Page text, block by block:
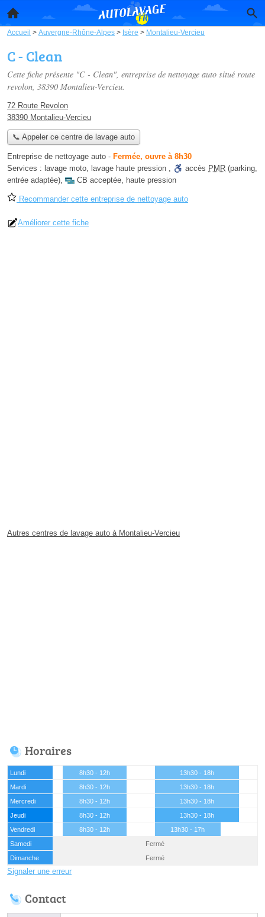
Accueil > Auvergne-Rhône-Alpes > Isère > Montalieu-Vercieu
C - Clean
Cette fiche présente "C - Clean", entreprise de nettoyage auto situé route
revolon, 38390 Montalieu-Vercieu.
72 Route Revolon
38390 Montalieu-Vercieu
📞 Appeler ce centre de lavage auto
Entreprise de nettoyage auto - Fermée, ouvre à 8h30
Services : lavage moto, lavage haute pression , accès PMR (parking,
entrée adaptée), CB acceptée, haute pression
Recommander cette entreprise de nettoyage auto
Améliorer cette fiche
Autres centres de lavage auto à Montalieu-Vercieu
Horaires
Lundi 8h30 - 12h
13h30 - 18h
Mardi
8h30 - 12h
13h30 - 18h
Mercredi
8h30 - 12h
13h30 - 18h
Jeudi
8h30 - 12h
13h30 - 18h
Vendredi
8h30 - 12h
13h30 - 17h
Samedi
Fermé
Dimanche
Fermé
Signaler une erreur
Contact